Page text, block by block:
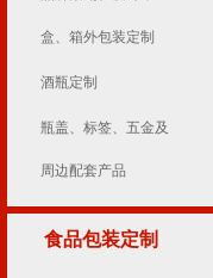
盒、箱外包装定制
酒瓶定制
瓶盖、标签、五金及
周边配套产品
食品包装定制